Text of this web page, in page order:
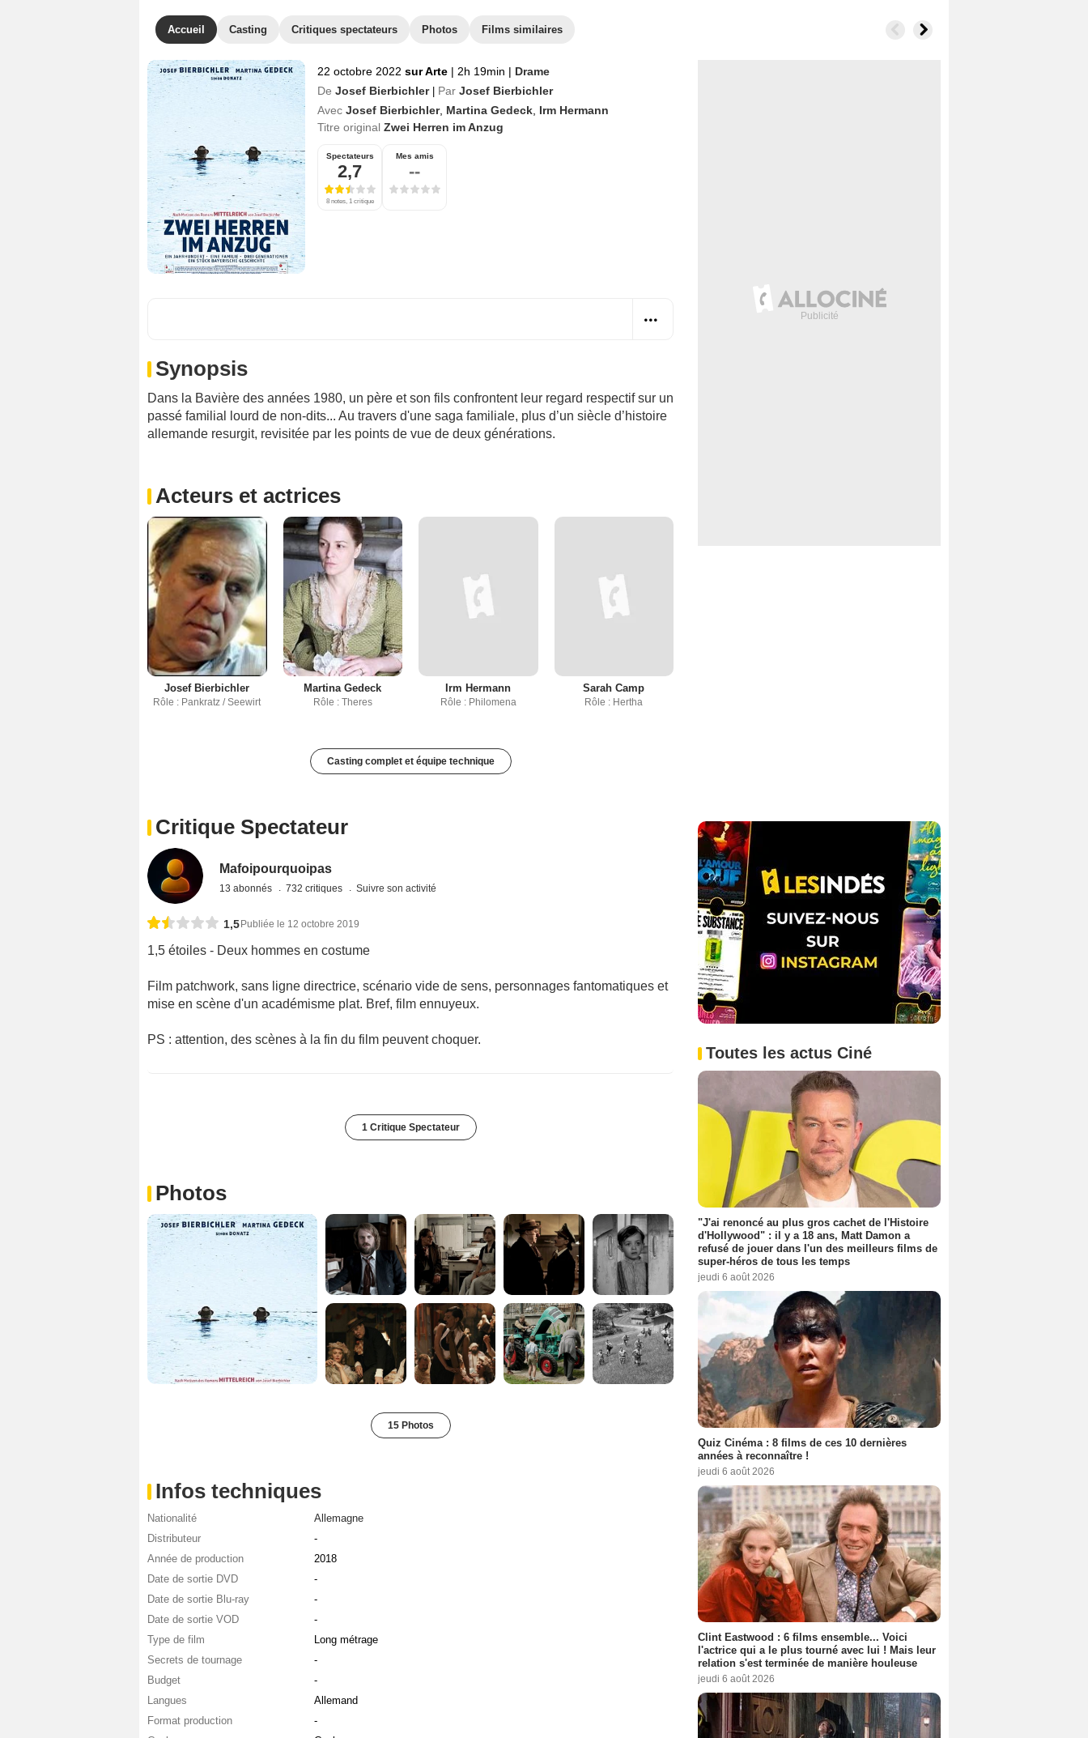
Accueil Casting Critiques spectateurs Photos Films similaires
22 octobre 2022 sur Arte | 2h 19min | Drame
De Josef Bierbichler Par Josef Bierbichler
Avec Josef Bierbichler, Martina Gedeck Irm Hermann
Titre original Zwei Herren im Anzug
Spectateurs
2,7
8 notes, 1 critique
Mes amis
--
Synopsis
Dans la Bavière des années 1980, un père et son fils confrontent leur regard respectif sur un
passé familial lourd de non-dits... Au travers d'une saga familiale, plus d’un siècle d’histoire
allemande resurgit, revisitée par les points de vue de deux générations.
Acteurs et actrices
Josef Bierbichler
Rôle : Pankratz / Seewirt
Martina Gedeck
Rôle : Theres
Irm Hermann
Rôle : Philomena
Sarah Camp
Rôle : Hertha
Casting complet et équipe technique
Critique Spectateur
Mafoipourquoipas
13 abonnés 732 critiques Suivre son activité
1,5Publiée le 12 octobre 2019
1,5 étoiles - Deux hommes en costume
Film patchwork, sans ligne directrice, scénario vide de sens, personnages fantomatiques et
mise en scène d'un académisme plat. Bref, film ennuyeux.
PS : attention, des scènes à la fin du film peuvent choquer.
1 Critique Spectateur
Photos
15 Photos
Infos techniques
Nationalité
Allemagne
Distributeur
-
Année de production
2018
Date de sortie DVD
-
Date de sortie Blu-ray
-
Date de sortie VOD
-
Type de film
Long métrage
Secrets de tournage
-
Budget
-
Langues
Allemand
Format production
-
Toutes les actus Ciné
"J'ai renoncé au plus gros cachet de l'Histoire
d'Hollywood" : il y a 18 ans, Matt Damon a
refusé de jouer dans l'un des meilleurs films de
super-héros de tous les temps
jeudi 6 août 2026
Quiz Cinéma : 8 films de ces 10 dernières
années à reconnaître !
jeudi 6 août 2026
Clint Eastwood : 6 films ensemble... Voici
l'actrice qui a le plus tourné avec lui ! Mais leur
relation s'est terminée de manière houleuse
jeudi 6 août 2026